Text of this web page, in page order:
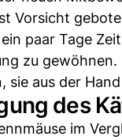
Vorsicht
paar Tage
zu
sie aus der
des
im